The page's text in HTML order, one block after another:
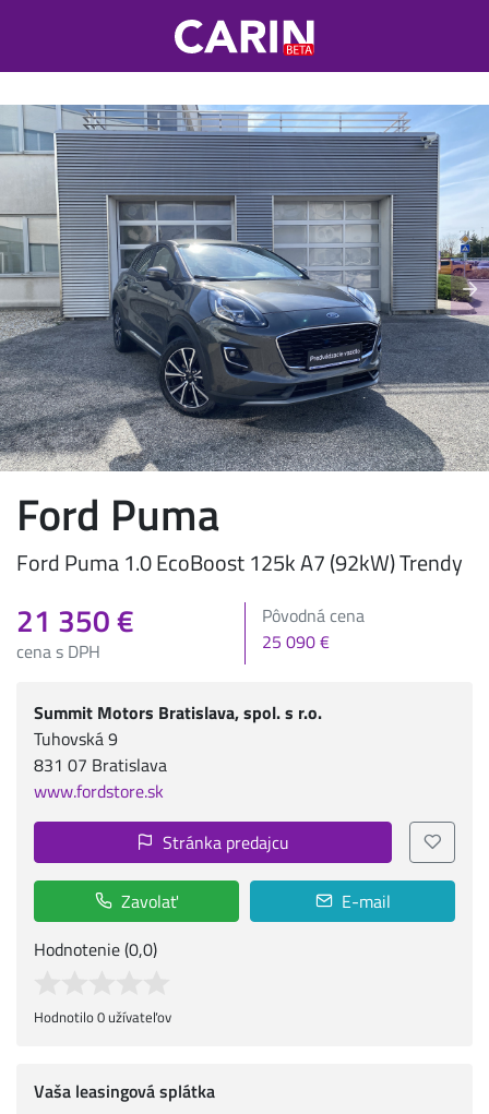
Ford Puma
Ford Puma 1.0 EcoBoost 125k A7 (92kW) Trendy
21 350 €
cena s DPH
Pôvodná cena
25 090 €
Summit Motors Bratislava, spol. s r.o.
Tuhovská 9
831 07 Bratislava
www.fordstore.sk
Stránka predajcu
Zavolať
E-mail
Hodnotenie (0,0)
Hodnotilo 0 užívateľov
Vaša leasingová splátka